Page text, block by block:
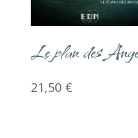
Le plan des
21,50 €